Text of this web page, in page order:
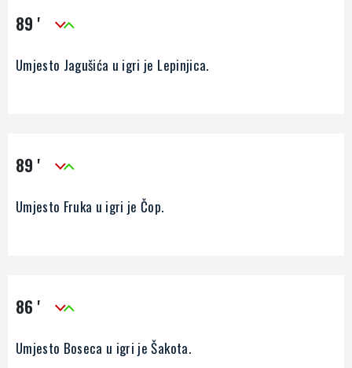
89 '
Umjesto Jagušića u igri je Lepinjica.
89 '
Umjesto Fruka u igri je Čop.
86 '
Umjesto Boseca u igri je Šakota.